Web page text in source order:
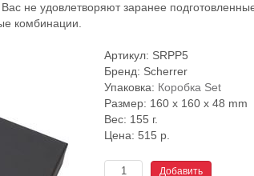
не удовлетворяют заранее
комбинации.
Артикул: SRPP5
Бренд: Scherrer
Упаковка: Коробка Set
Размер: 160 x 160 x 48 mm
Вес: 155 г.
Цена: 515 р.